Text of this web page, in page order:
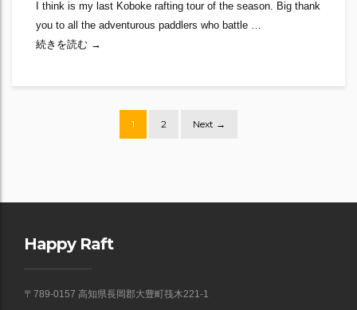
I think is my last Koboke rafting tour of the season. Big thank
you to all the adventurous paddlers who battle …
続きを読む Final Battle
→
1 2 Next →
Happy Raft
〒789-0157 高知県長岡郡大豊町筏木221-1